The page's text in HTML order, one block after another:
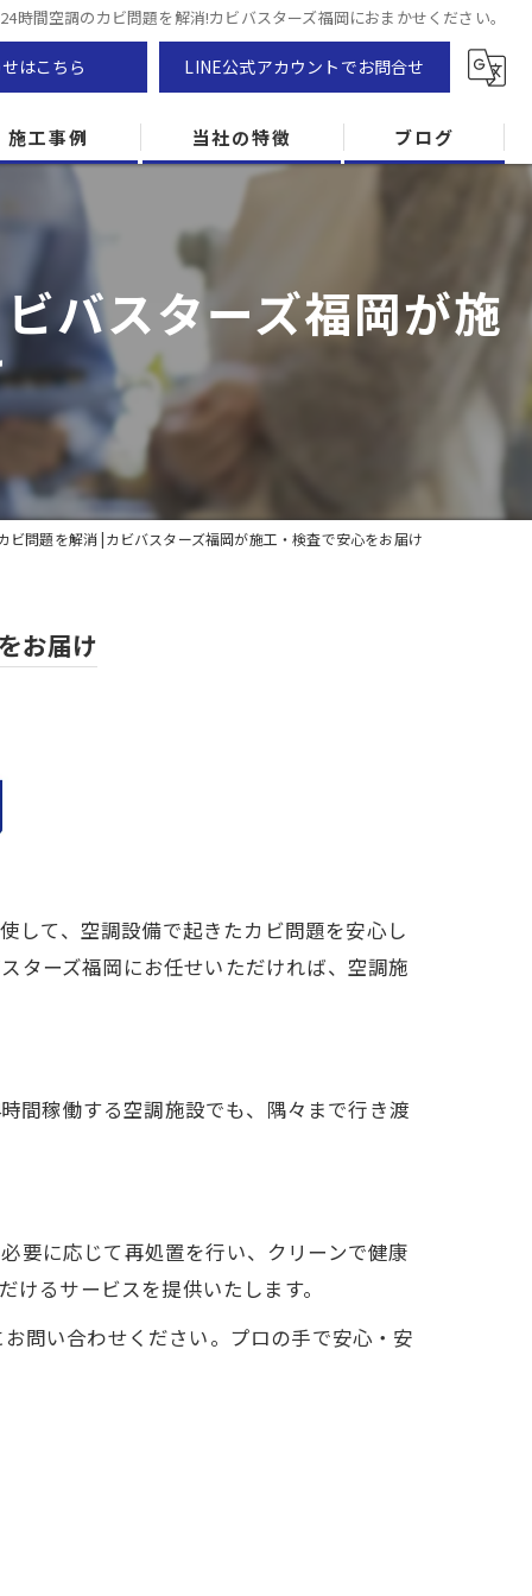
時間空調のカビ問題を解消!カビバスターズ福岡におまかせください。
はこちら LINE公式アカウントでお問合せ
施工事例 当社の特徴
防カビ
カビ専門
ZEH住宅
カビ検査
ブログ
バスターズ福岡が施
ビ問題を解消 |カビバスターズ福岡が施工・検査で安心をお届け
お届け
して、空調設備で起きたカビ問題を安心し
ターズ福岡にお任せいただければ、空調施
間稼働する空調施設でも、隅々まで行き渡
要に応じて再処置を行い、クリーンで健康
るサービスを提供いたします。
問い合わせください。プロの手で安心・安